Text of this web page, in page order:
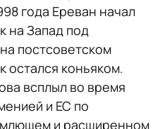
года Ереван начал
на Запад под
постсоветском
остался коньяком.
всплыл во время
и ЕС по
и расширенном